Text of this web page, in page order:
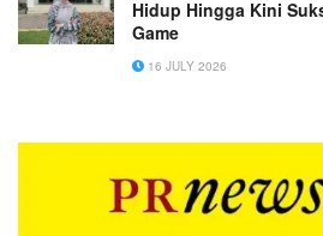
Hidup Hingga Kini
Game
16 JULY 2026